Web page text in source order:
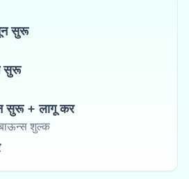
सुरू
सुरू
सुरू + लागू कर
शुल्क